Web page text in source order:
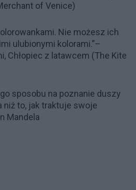
of Venice)
Nie możesz ich
ulubionymi kolorami.”–
Chłopiec z latawcem (The Kite
sposobu na poznanie duszy
niż to, jak traktuje swoje
Mandela